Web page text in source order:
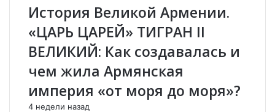
у
е
б
д
е
я
о
ш
а
н
а
История Великой Армении.
«ЦАРЬ ЦАРЕЙ» ТИГРАН II
ВЕЛИКИЙ: Как создавалась и
чем жила Армянская
империя «от моря до моря»?
4 недели назад